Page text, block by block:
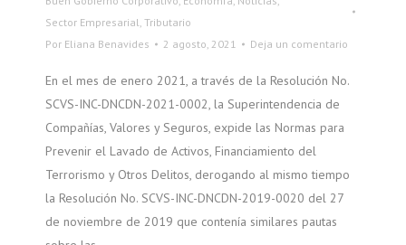
Sector Empresarial, Tributario
Por Eliana Benavides 2 agosto, 2021 Deja un comentario
En el mes de enero 2021, a través de la Resolución No.
SCVS-INC-DNCDN-2021-0002, la Superintendencia de
Compañías, Valores y Seguros, expide las Normas para
Prevenir el Lavado de Activos, Financiamiento del
Terrorismo y Otros Delitos, derogando al mismo tiempo
la Resolución No. SCVS-INC-DNCDN-2019-0020 del 27
de noviembre de 2019 que contenía similares pautas